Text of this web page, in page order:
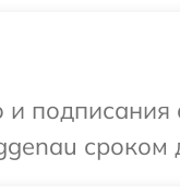
и
сроком